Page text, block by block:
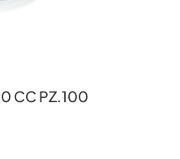
CC PZ.100